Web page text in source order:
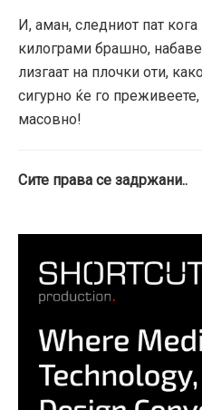
И, аман, следниот пат
килограми брашно,
лизгаат на плочки оти,
сигурно ќе го
масовно!
Сите права се задржани..